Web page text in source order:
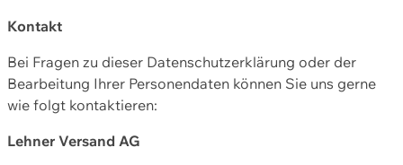
Kontakt
Bei Fragen zu dieser Datenschutzerklärung oder der
Bearbeitung Ihrer Personendaten können Sie uns gerne
wie folgt kontaktieren:
Lehner Versand AG